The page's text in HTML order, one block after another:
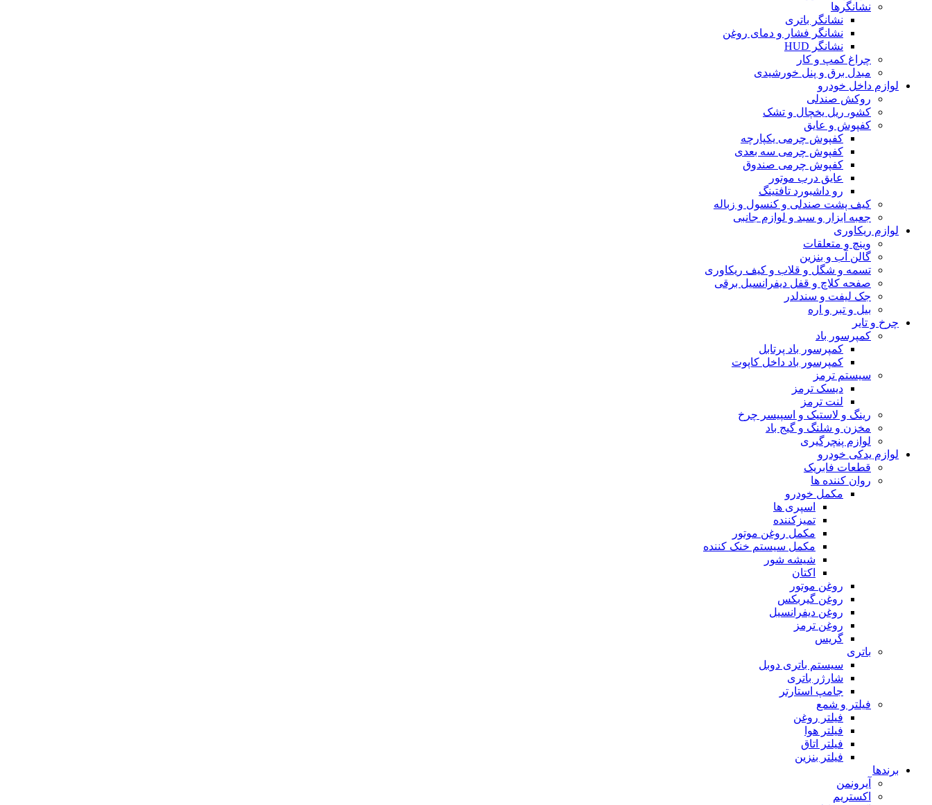
نشانگرها
نشانگر باتری
نشانگر فشار و دمای روغن
نشانگر HUD
چراغ کمپ و کار
مبدل برق و پنل خورشیدی
لوازم داخل خودرو
روکش صندلی
کشو، ریل یخچال و تشک
کفپوش و عایق
کفپوش چرمی یکپارچه
کفپوش چرمی سه بعدی
کفپوش چرمی صندوق
عایق درب موتور
رو داشبورد تافتینگ
کیف پشت صندلی و کنسول و زباله
جعبه ابزار و سبد و لوازم جانبی
لوازم ریکاوری
وینچ و متعلقات
گالن آب و بنزین
تسمه و شگل و قلاب و کیف ریکاوری
صفحه کلاچ و قفل دیفرانسیل برقی
جک لیفت و سندلدر
بیل و تبر و اره
چرخ و تایر
کمپرسور باد
کمپرسور باد پرتابل
کمپرسور باد داخل کاپوت
سیستم ترمز
دیسک ترمز
لنت ترمز
رینگ و لاستیک و اسپیسر چرخ
مخزن و شلنگ و گیج باد
لوازم پنچرگیری
لوازم یدکی خودرو
قطعات فابریک
روان کننده ها
مکمل خودرو
اسپری ها
تمیزکننده
مکمل روغن موتور
مکمل سیستم خنک کننده
شیشه شور
اکتان
روغن موتور
روغن گیربکس
روغن دیفرانسیل
روغن ترمز
گریس
باتری
سیستم باتری دوبل
شارژر باتری
جامپ استارتر
فیلتر و شمع
فیلتر روغن
فیلتر هوا
فیلتر اتاق
فیلتر بنزین
برندها
آیرونمن
اکستریم